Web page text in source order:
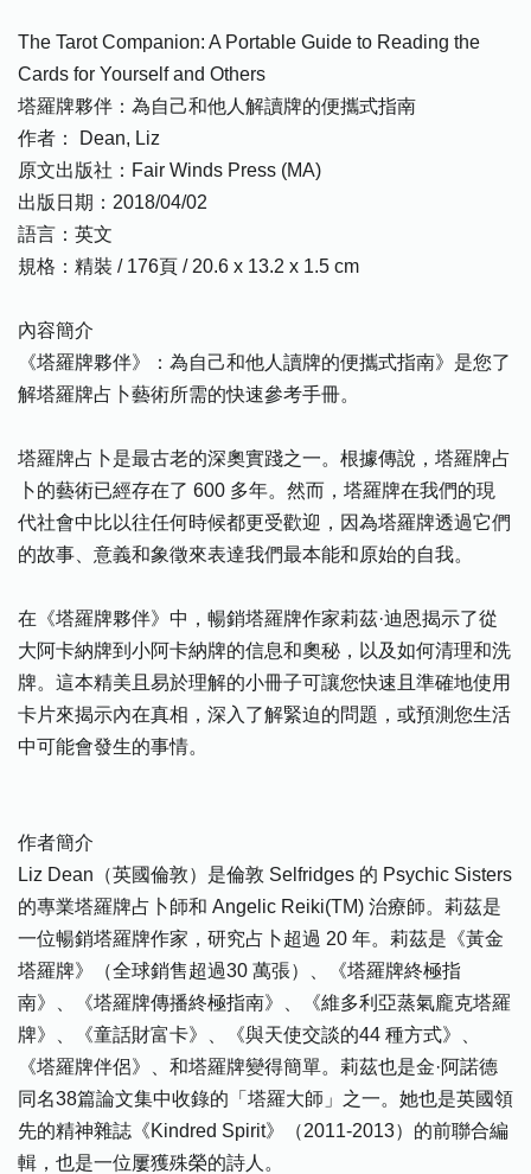
The Tarot Companion: A Portable Guide to Reading the
Cards for Yourself and Others
塔羅牌夥伴：為自己和他人解讀牌的便攜式指南
作者： Dean, Liz
原文出版社：Fair Winds Press (MA)
出版日期：2018/04/02
語言：英文
規格：精裝 / 176頁 / 20.6 x 13.2 x 1.5 cm
內容簡介
《塔羅牌夥伴》：為自己和他人讀牌的便攜式指南》是您了
解塔羅牌占卜藝術所需的快速參考手冊。
塔羅牌占卜是最古老的深奧實踐之一。根據傳說，塔羅牌占
卜的藝術已經存在了 600 多年。然而，塔羅牌在我們的現
代社會中比以往任何時候都更受歡迎，因為塔羅牌透過它們
的故事、意義和象徵來表達我們最本能和原始的自我。
在《塔羅牌夥伴》中，暢銷塔羅牌作家莉茲·迪恩揭示了從
大阿卡納牌到小阿卡納牌的信息和奧秘，以及如何清理和洗
牌。這本精美且易於理解的小冊子可讓您快速且準確地使用
卡片來揭示內在真相，深入了解緊迫的問題，或預測您生活
中可能會發生的事情。
作者簡介
Liz Dean（英國倫敦）是倫敦 Selfridges 的 Psychic Sisters
的專業塔羅牌占卜師和 Angelic Reiki(TM) 治療師。莉茲是
一位暢銷塔羅牌作家，研究占卜超過 20 年。莉茲是《黃金
塔羅牌》（全球銷售超過30 萬張）、《塔羅牌終極指
南》、《塔羅牌傳播終極指南》、《維多利亞蒸氣龐克塔羅
牌》、《童話財富卡》、《與天使交談的44 種方式》、
《塔羅牌伴侶》、和塔羅牌變得簡單。莉茲也是金·阿諾德
同名38篇論文集中收錄的「塔羅大師」之一。她也是英國領
先的精神雜誌《Kindred Spirit》（2011-2013）的前聯合編
輯，也是一位屢獲殊榮的詩人。